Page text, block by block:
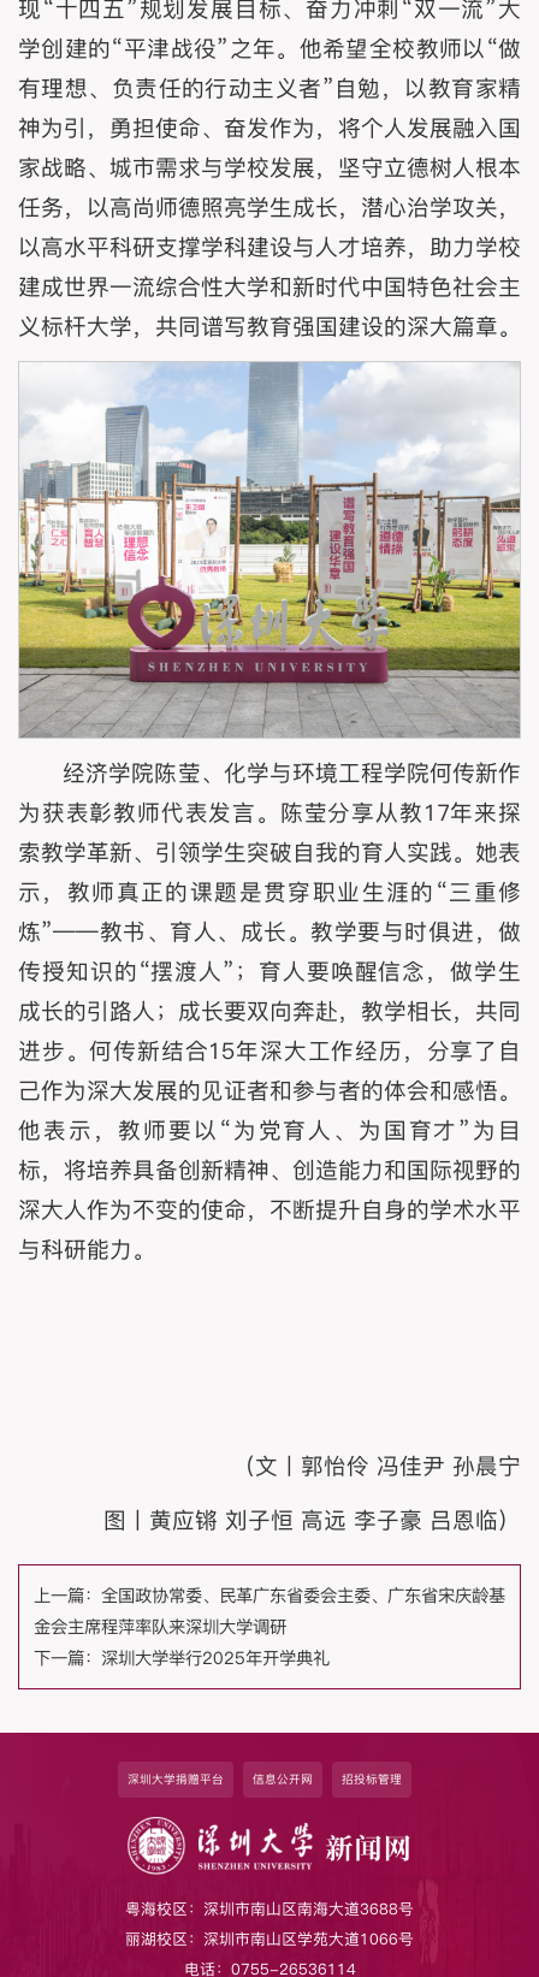
现“十四五”规划发展目标、奋力冲刺“双一流”大
学创建的“平津战役”之年。他希望全校教师以“做
有理想、负责任的行动主义者”自勉，以教育家精
神为引，勇担使命、奋发作为，将个人发展融入国
家战略、城市需求与学校发展，坚守立德树人根本
任务，以高尚师德照亮学生成长，潜心治学攻关，
以高水平科研支撑学科建设与人才培养，助力学校
建成世界一流综合性大学和新时代中国特色社会主
义标杆大学，共同谱写教育强国建设的深大篇章。
经济学院陈莹、化学与环境工程学院何传新作
为获表彰教师代表发言。陈莹分享从教17年来探
索教学革新、引领学生突破自我的育人实践。她表
示，教师真正的课题是贯穿职业生涯的“三重修
炼”——教书、育人、成长。教学要与时俱进，做
传授知识的“摆渡人”；育人要唤醒信念，做学生
成长的引路人；成长要双向奔赴，教学相长，共同
进步。何传新结合15年深大工作经历，分享了自
己作为深大发展的见证者和参与者的体会和感悟。
他表示，教师要以“为党育人、为国育才”为目
标，将培养具备创新精神、创造能力和国际视野的
深大人作为不变的使命，不断提升自身的学术水平
与科研能力。
（文丨郭怡伶 冯佳尹 孙晨宁
图丨黄应锵 刘子恒 高远 李子豪 吕恩临）
上一篇： 全国政协常委、民革广东省委会主委、广东省宋庆龄基
金会主席程萍率队来深圳大学调研
下一篇： 深圳大学举行2025年开学典礼
粤海校区：深圳市南山区南海大道3688号
丽湖校区：深圳市南山区学苑大道1066号
电话：0755-26536114
深圳大学捐赠平台 信息公开网 招投标管理